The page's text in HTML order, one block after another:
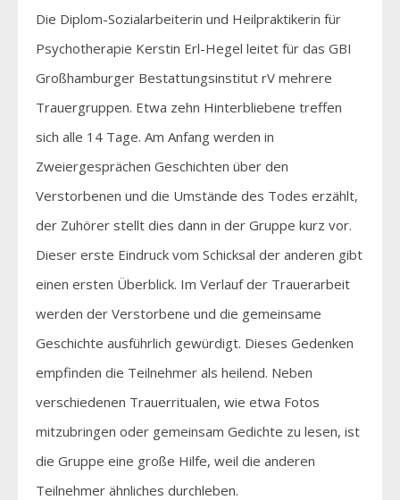
Die Diplom-Sozialarbeiterin und Heilpraktikerin für
Psychotherapie Kerstin Erl-Hegel leitet für das GBI
Großhamburger Bestattungsinstitut rV mehrere
Trauergruppen. Etwa zehn Hinterbliebene treffen
sich alle 14 Tage. Am Anfang werden in
Zweiergesprächen Geschichten über den
Verstorbenen und die Umstände des Todes erzählt,
der Zuhörer stellt dies dann in der Gruppe kurz vor.
Dieser erste Eindruck vom Schicksal der anderen gibt
einen ersten Überblick. Im Verlauf der Trauerarbeit
werden der Verstorbene und die gemeinsame
Geschichte ausführlich gewürdigt. Dieses Gedenken
empfinden die Teilnehmer als heilend. Neben
verschiedenen Trauerritualen, wie etwa Fotos
mitzubringen oder gemeinsam Gedichte zu lesen, ist
die Gruppe eine große Hilfe, weil die anderen
Teilnehmer ähnliches durchleben.